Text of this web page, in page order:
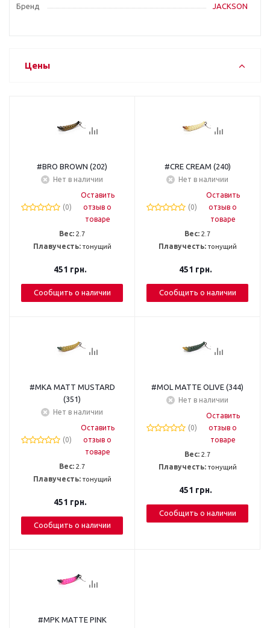
Бренд
JACKSON
Цены
#BRO BROWN (202)
Нет в наличии
(0)
Оставить
отзыв о
товаре
Вес: 2.7
Плавучесть: тонущий
451 грн.
Сообщить о наличии
#CRE CREAM (240)
Нет в наличии
(0)
Оставить
отзыв о
товаре
Вес: 2.7
Плавучесть: тонущий
451 грн.
Сообщить о наличии
#MKA MATT MUSTARD
(351)
Нет в наличии
(0)
Оставить
отзыв о
товаре
Вес: 2.7
Плавучесть: тонущий
451 грн.
Сообщить о наличии
#MOL MATTE OLIVE (344)
Нет в наличии
(0)
Оставить
отзыв о
товаре
Вес: 2.7
Плавучесть: тонущий
451 грн.
Сообщить о наличии
#MPK MATTE PINK